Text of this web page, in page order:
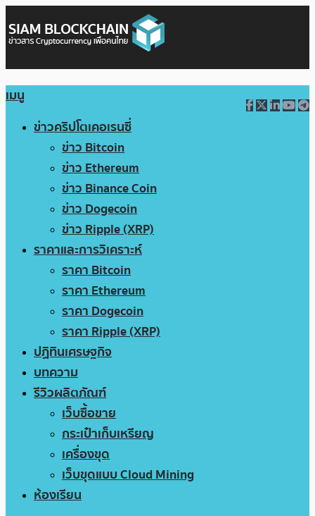
เมนู
ข่าวคริปโตเคอเรนซี่
ข่าว Bitcoin
ข่าว Ethereum
ข่าว Binance Coin
ข่าว Dogecoin
ข่าว Ripple (XRP)
ราคาและการวิเคราะห์
ราคา Bitcoin
ราคา Ethereum
ราคา Dogecoin
ราคา Ripple (XRP)
ปฏิทินเศรษฐกิจ
บทความ
รีวิวผลิตภัณฑ์
เว็บซื้อขาย
กระเป๋าเก็บเหรียญ
เครื่องขุด
เว็บขุดแบบ Cloud Mining
ห้องเรียน